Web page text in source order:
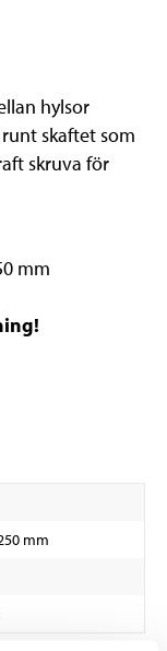
hylsor
skaftet som
skruva för
mm
mm